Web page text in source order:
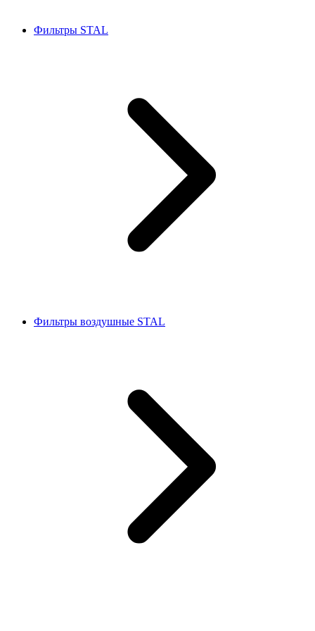
Фильтры STAL
Фильтры воздушные STAL